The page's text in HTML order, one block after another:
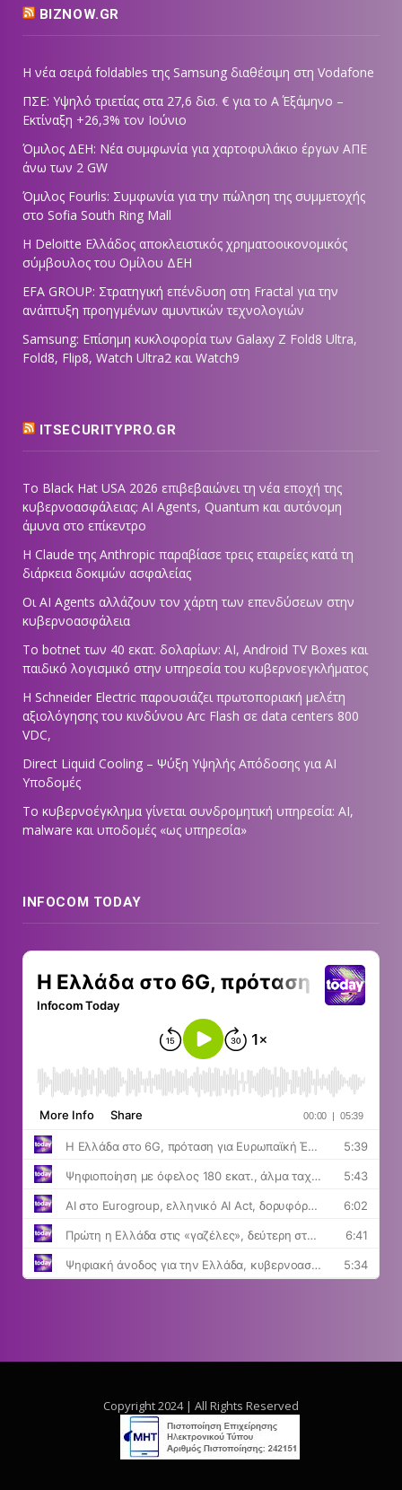
BIZNOW.GR
Η νέα σειρά foldables της Samsung διαθέσιμη στη Vodafone
ΠΣΕ: Υψηλό τριετίας στα 27,6 δισ. € για το Α΄ Εξάμηνο –
Εκτίναξη +26,3% τον Ιούνιο
Όμιλος ΔΕΗ: Νέα συμφωνία για χαρτοφυλάκιο έργων ΑΠΕ
άνω των 2 GW
Όμιλος Fourlis: Συμφωνία για την πώληση της συμμετοχής
στο Sofia South Ring Mall
Η Deloitte Ελλάδος αποκλειστικός χρηματοοικονομικός
σύμβουλος του Ομίλου ΔΕΗ
EFA GROUP: Στρατηγική επένδυση στη Fractal για την
ανάπτυξη προηγμένων αμυντικών τεχνολογιών
Samsung: Επίσημη κυκλοφορία των Galaxy Z Fold8 Ultra,
Fold8, Flip8, Watch Ultra2 και Watch9
ITSECURITYPRO.GR
Το Black Hat USA 2026 επιβεβαιώνει τη νέα εποχή της
κυβερνοασφάλειας: AI Agents, Quantum και αυτόνομη
άμυνα στο επίκεντρο
Η Claude της Anthropic παραβίασε τρεις εταιρείες κατά τη
διάρκεια δοκιμών ασφαλείας
Οι AI Agents αλλάζουν τον χάρτη των επενδύσεων στην
κυβερνοασφάλεια
Το botnet των 40 εκατ. δολαρίων: AI, Android TV Boxes και
παιδικό λογισμικό στην υπηρεσία του κυβερνοεγκλήματος
Η Schneider Electric παρουσιάζει πρωτοποριακή μελέτη
αξιολόγησης του κινδύνου Arc Flash σε data centers 800
VDC,
Direct Liquid Cooling – Ψύξη Υψηλής Απόδοσης για AI
Υποδομές
Το κυβερνοέγκλημα γίνεται συνδρομητική υπηρεσία: AI,
malware και υποδομές «ως υπηρεσία»
INFOCOM TODAY
Copyright 2024 | All Rights Reserved